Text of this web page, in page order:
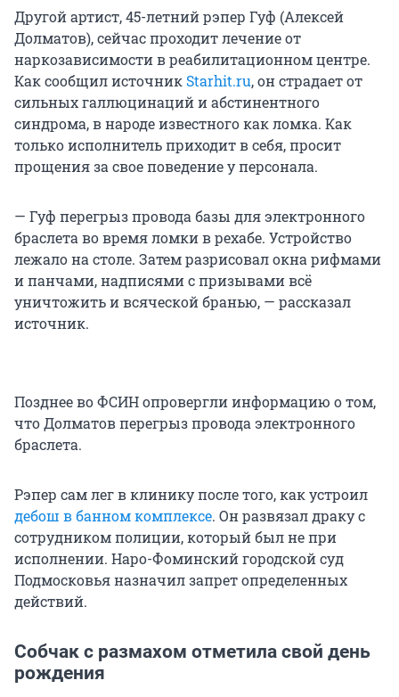
Другой артист, 45-летний рэпер Гуф (Алексей
Долматов), сейчас проходит лечение от
наркозависимости в реабилитационном центре.
Как сообщил источник Starhit.ru, он страдает от
сильных галлюцинаций и абстинентного
синдрома, в народе известного как ломка. Как
только исполнитель приходит в себя, просит
прощения за свое поведение у персонала.
— Гуф перегрыз провода базы для электронного
браслета во время ломки в рехабе. Устройство
лежало на столе. Затем разрисовал окна рифмами
и панчами, надписями с призывами всё
уничтожить и всяческой бранью, — рассказал
источник.
Позднее во ФСИН опровергли информацию о том,
что Долматов перегрыз провода электронного
браслета.
Рэпер сам лег в клинику после того, как устроил
дебош в банном комплексе. Он развязал драку с
сотрудником полиции, который был не при
исполнении. Наро-Фоминский городской суд
Подмосковья назначил запрет определенных
действий.
Собчак с размахом отметила свой день
рождения